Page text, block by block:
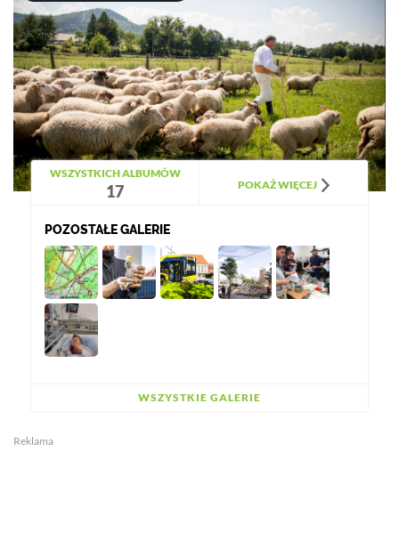
WSZYSTKICH ALBUMÓW
17 POKAŻ WIĘCEJ
POZOSTAŁE GALERIE
WSZYSTKIE GALERIE
Reklama